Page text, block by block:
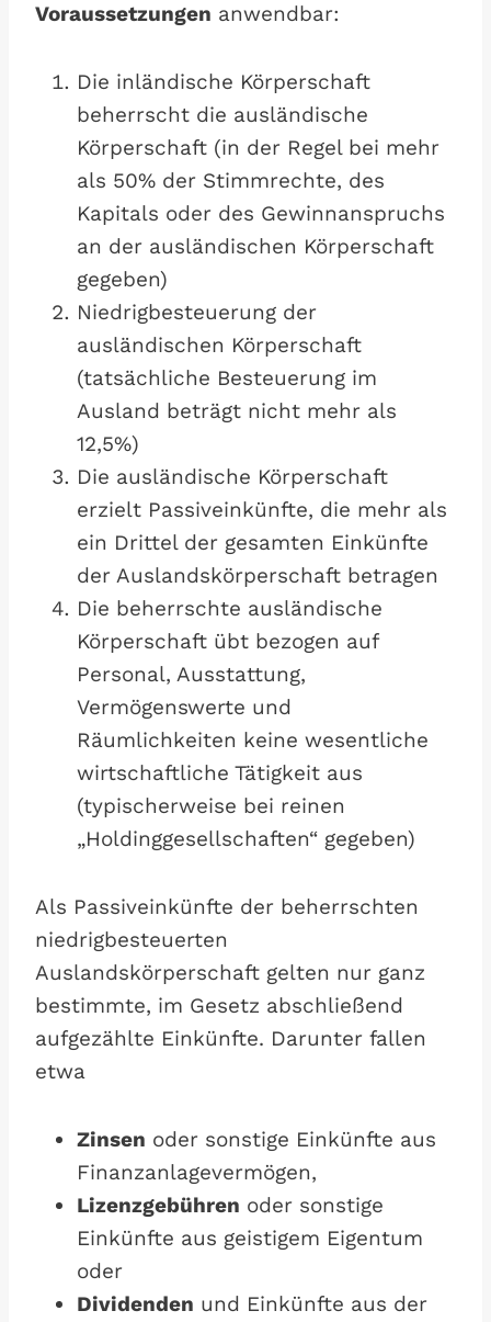
Voraussetzungen anwendbar:
Die inländische Körperschaft
beherrscht die ausländische
Körperschaft (in der Regel bei mehr
als 50% der Stimmrechte, des
Kapitals oder des Gewinnanspruchs
an der ausländischen Körperschaft
gegeben)
Niedrigbesteuerung der
ausländischen Körperschaft
(tatsächliche Besteuerung im
Ausland beträgt nicht mehr als
12,5%)
Die ausländische Körperschaft
erzielt Passiveinkünfte, die mehr als
ein Drittel der gesamten Einkünfte
der Auslandskörperschaft betragen
Die beherrschte ausländische
Körperschaft übt bezogen auf
Personal, Ausstattung,
Vermögenswerte und
Räumlichkeiten keine wesentliche
wirtschaftliche Tätigkeit aus
(typischerweise bei reinen
„Holdinggesellschaften“ gegeben)
Als Passiveinkünfte der beherrschten
niedrigbesteuerten
Auslandskörperschaft gelten nur ganz
bestimmte, im Gesetz abschließend
aufgezählte Einkünfte. Darunter fallen
etwa
Zinsen oder sonstige Einkünfte aus
Finanzanlagevermögen,
Lizenzgebühren oder sonstige
Einkünfte aus geistigem Eigentum
oder
Dividenden und Einkünfte aus der